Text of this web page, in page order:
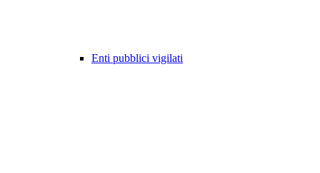
Enti pubblici vigilati